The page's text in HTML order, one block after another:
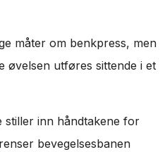
måter om benkpress, men
øvelsen utføres sittende i et
stiller inn håndtakene for
bevegelsesbanen